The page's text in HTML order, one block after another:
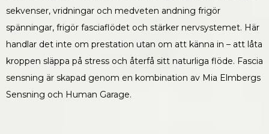
sekvenser, vridningar och medveten andning frigör
spänningar, frigör fasciaflödet och stärker nervsystemet. Här
handlar det inte om prestation utan om att känna in – att låta
kroppen släppa på stress och återfå sitt naturliga flöde. Fascia
sensning är skapad genom en kombination av Mia Elmbergs
Sensning och Human Garage.